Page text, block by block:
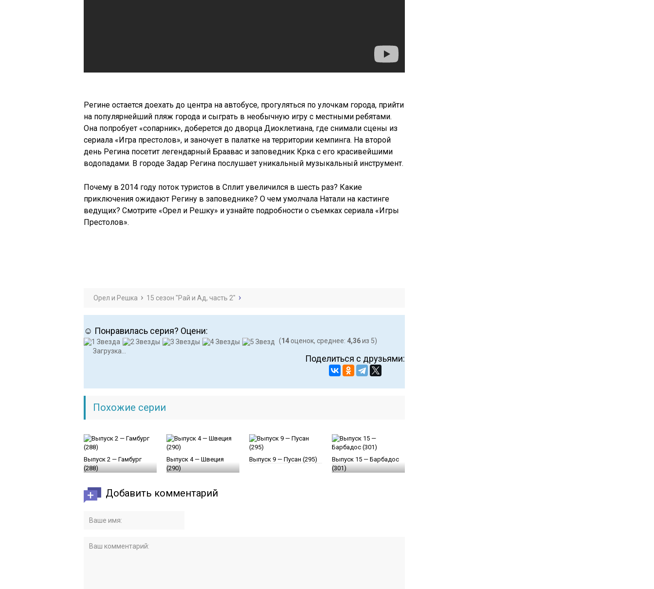
Регине остается доехать до центра на автобусе, прогуляться по улочкам города, прийти
на популярнейший пляж города и сыграть в необычную игру с местными ребятами.
Она попробует «сопарник», доберется до дворца Диоклетиана, где снимали сцены из
сериала «Игра престолов», и заночует в палатке на территории кемпинга. На второй
день Регина посетит легендарный Браавас и заповедник Крка с его красивейшими
водопадами. В городе Задар Регина послушает уникальный музыкальный инструмент.
Почему в 2014 году поток туристов в Сплит увеличился в шесть раз? Какие
приключения ожидают Регину в заповеднике? О чем умолчала Натали на кастинге
ведущих? Смотрите «Орел и Решку» и узнайте подробности о съемках сериала «Игры
Престолов».
Орел и Решка 15 сезон "Рай и Ад, часть 2"
☺ Понравилась серия? Оцени:
(14 оценок, среднее: 4,36из 5)
Загрузка...
Поделиться с друзьями:
Похожие серии
Выпуск 2 — Гамбург
(288)
Выпуск 4 — Швеция
(290)
Выпуск 9 — Пусан (295)
Выпуск 15 — Барбадос
(301)
Добавить комментарий